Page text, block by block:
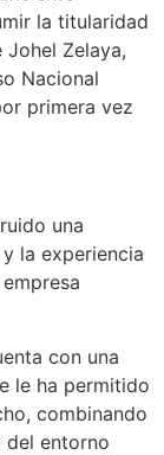
la titularidad
Zelaya,
Nacional
primera vez
una
la experiencia
con una
le ha permitido
combinando
entorno